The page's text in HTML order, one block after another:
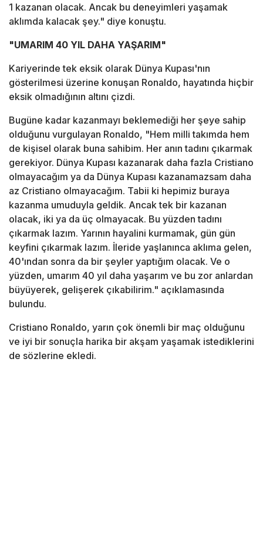
1 kazanan olacak. Ancak bu deneyimleri yaşamak
aklımda kalacak şey." diye konuştu.
"UMARIM 40 YIL DAHA YAŞARIM"
Kariyerinde tek eksik olarak Dünya Kupası'nın
gösterilmesi üzerine konuşan Ronaldo, hayatında hiçbir
eksik olmadığının altını çizdi.
Bugüne kadar kazanmayı beklemediği her şeye sahip
olduğunu vurgulayan Ronaldo, "Hem milli takımda hem
de kişisel olarak buna sahibim. Her anın tadını çıkarmak
gerekiyor. Dünya Kupası kazanarak daha fazla Cristiano
olmayacağım ya da Dünya Kupası kazanamazsam daha
az Cristiano olmayacağım. Tabii ki hepimiz buraya
kazanma umuduyla geldik. Ancak tek bir kazanan
olacak, iki ya da üç olmayacak. Bu yüzden tadını
çıkarmak lazım. Yarının hayalini kurmamak, gün gün
keyfini çıkarmak lazım. İleride yaşlanınca aklıma gelen,
40'ından sonra da bir şeyler yaptığım olacak. Ve o
yüzden, umarım 40 yıl daha yaşarım ve bu zor anlardan
büyüyerek, gelişerek çıkabilirim." açıklamasında
bulundu.
Cristiano Ronaldo, yarın çok önemli bir maç olduğunu
ve iyi bir sonuçla harika bir akşam yaşamak istediklerini
de sözlerine ekledi.